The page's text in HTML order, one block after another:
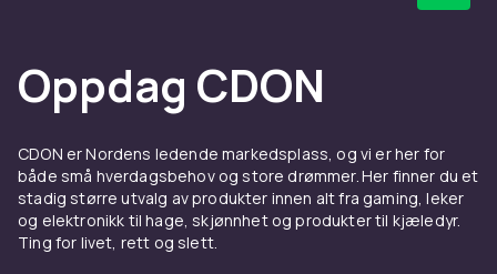
Oppdag CDON
CDON er Nordens ledende markedsplass, og vi er her for
både små hverdagsbehov og store drømmer. Her finner du et
stadig større utvalg av produkter innen alt fra gaming, leker
og elektronikk til hage, skjønnhet og produkter til kjæledyr.
Ting for livet, rett og slett.